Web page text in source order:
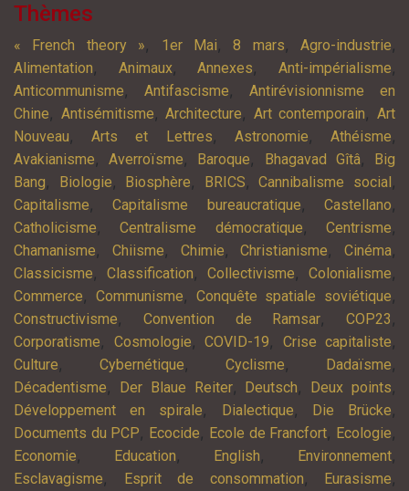
Thèmes
« French theory », 1er Mai,8 mars, Agro-industrie,
Alimentation, Animaux,Annexes,Anti-impérialisme,
Anticommunisme, Antifascisme, Antirévisionnisme en
Chine, Antisémitisme,Architecture, Art contemporain,Art
Nouveau,Arts et Lettres, Astronomie,Athéisme,
Avakianisme,Averroïsme, Baroque, Bhagavad Gîtâ,
Big
Bang, Biologie, Biosphère, BRICS,Cannibalisme social ,
Capitalisme,Capitalisme bureaucratique,Castellano,
Catholicisme,Centralisme démocratique,Centrisme,
Chamanisme, Chiisme, Chimie,Christianisme, Cinéma,
Classicisme, Classification, Collectivisme, Colonialisme,
Commerce, Communisme, Conquête spatiale soviétique,
Constructivisme, Convention de Ramsar, COP23 ,
Corporatisme, Cosmologie, COVID-19, Crise capitaliste,
Culture, Cybernétique, Cyclisme, Dadaïsme,
Décadentisme, Der Blaue Reiter, Deutsch, Deux points,
Développement en spirale, Dialectique, Die Brücke,
Documents du PCP, Ecocide, Ecole de Francfort, Ecologie,
Economie, Education, English, Environnement,
Esclavagisme, Esprit de consommation, Eurasisme,